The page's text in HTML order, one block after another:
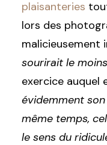
plaisanteries
lors des
malicieusement
sourirait le moins
exercice auquel
évidemment
même temps,
le sens du